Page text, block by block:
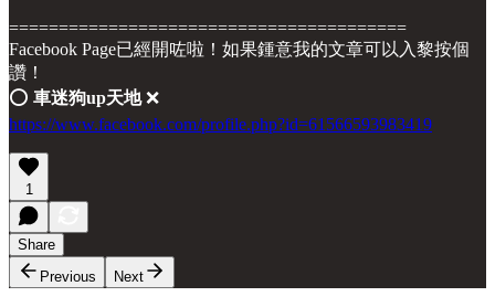
========================================
Facebook Page已經開咗啦！如果鍾意我的文章可以入黎按個
讚！
⭕️ 車迷狗up天地❌
https://www.facebook.com/profile.php?id=61566593983419
1
Share
Previous
Next